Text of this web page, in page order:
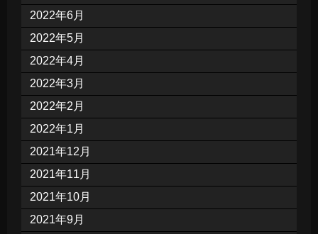
2022年6月
2022年5月
2022年4月
2022年3月
2022年2月
2022年1月
2021年12月
2021年11月
2021年10月
2021年9月